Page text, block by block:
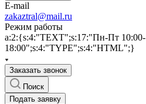
E-mail
zakaztral@mail.ru
Режим работы
a:2:{s:4:"TEXT";s:17:"Пн-Пт 10:00-
18:00";s:4:"TYPE";s:4:"HTML";}
Заказать звонок
Поиск
Подать заявку